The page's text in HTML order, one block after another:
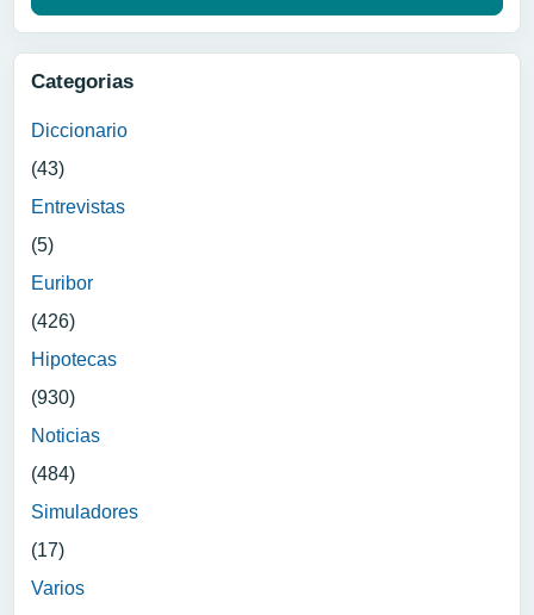
Categorias
Diccionario
(43)
Entrevistas
(5)
Euribor
(426)
Hipotecas
(930)
Noticias
(484)
Simuladores
(17)
Varios